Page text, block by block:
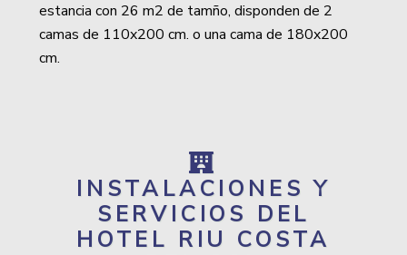
estancia con 26 m2 de tamño, disponden de 2
camas de 110x200 cm. o una cama de 180x200
cm.
INSTALACIONES Y
SERVICIOS DEL
HOTEL RIU COSTA